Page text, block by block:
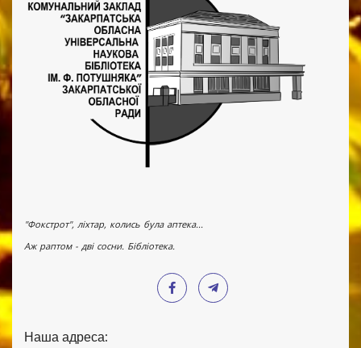
"Фокстрот", ліхтар, колись була аптека...
Аж раптом - дві сосни. Бібліотека.
Наша адреса: